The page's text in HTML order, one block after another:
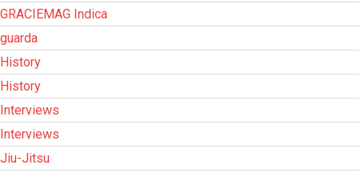
GRACIEMAG Indica
guarda
History
History
Interviews
Interviews
Jiu-Jitsu